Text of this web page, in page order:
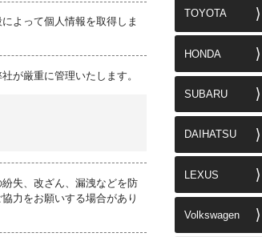
よって個人情報を取得しま
が厳重に管理いたします。
失、改ざん、漏洩などを防
力をお願いする場合があり
TOYOTA
HONDA
SUBARU
DAIHATSU
LEXUS
Volkswagen